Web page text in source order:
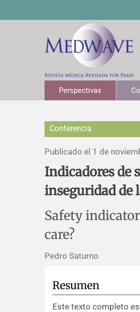
Perspectivas
Conferencia
Publicado el 1 de
Indicadores de
inseguridad de
Safety
care?
Pedro Saturno
Resumen
Este texto completo